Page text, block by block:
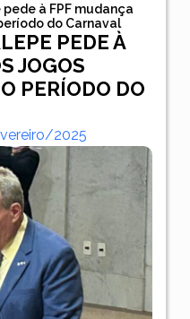
à FPF mudança
do Carnaval
PEDE À
JOGOS
PERÍODO DO
2025